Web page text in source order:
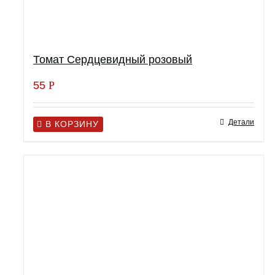
Томат Сердцевидный розовый
55 Р
В КОРЗИНУ Детали